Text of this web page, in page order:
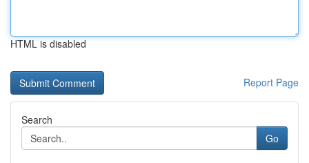
HTML is disabled
Report Page
Search
Go